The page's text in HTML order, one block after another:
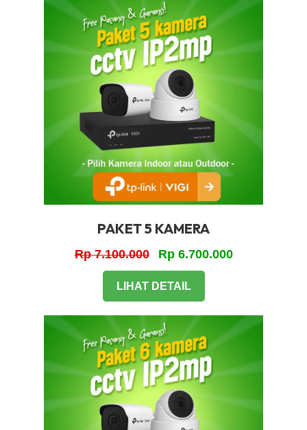
PAKET 5 KAMERA
Rp 7.100.000 Rp 6.700.000
LIHAT DETAIL